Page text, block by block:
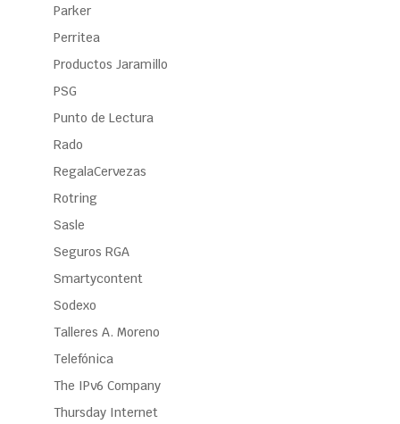
Parker
Perritea
Productos Jaramillo
PSG
Punto de Lectura
Rado
RegalaCervezas
Rotring
Sasle
Seguros RGA
Smartycontent
Sodexo
Talleres A. Moreno
Telefónica
The IPv6 Company
Thursday Internet